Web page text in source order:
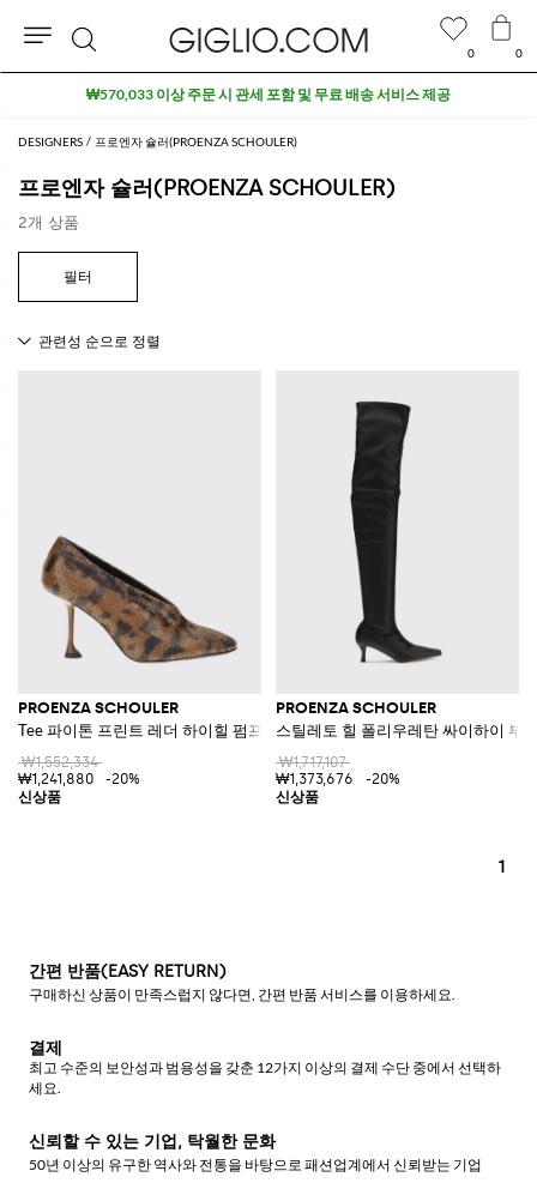
DESIGNERS 프로엔자 슐러(PROENZA SCHOULER)
프로엔자 슐러(PROENZA SCHOULER)
2개 상품
PROENZA SCHOULER
Tee 파이톤 프린트 레더 하이힐 펌프스
₩1,552,334
₩1,241,880
-20%
PROENZA SCHOULER
스틸레토 힐 폴리우레탄 싸이하이 부
₩1,717,107
₩1,373,676
-20%
1
0 0
검
색
₩570,033 이상 주문 시 관세 포함 및 무료 배송 서비스 제공
간편 반품(EASY RETURN)
구매하신 상품이 만족스럽지 않다면, 간편 반품 서비스를 이용하세요.
결제
최고 수준의 보안성과 범용성을 갖춘 12가지 이상의 결제 수단 중에서 선택하
세요.
신뢰할 수 있는 기업, 탁월한 문화
50년 이상의 유구한 역사와 전통을 바탕으로 패션업계에서 신뢰받는 기업